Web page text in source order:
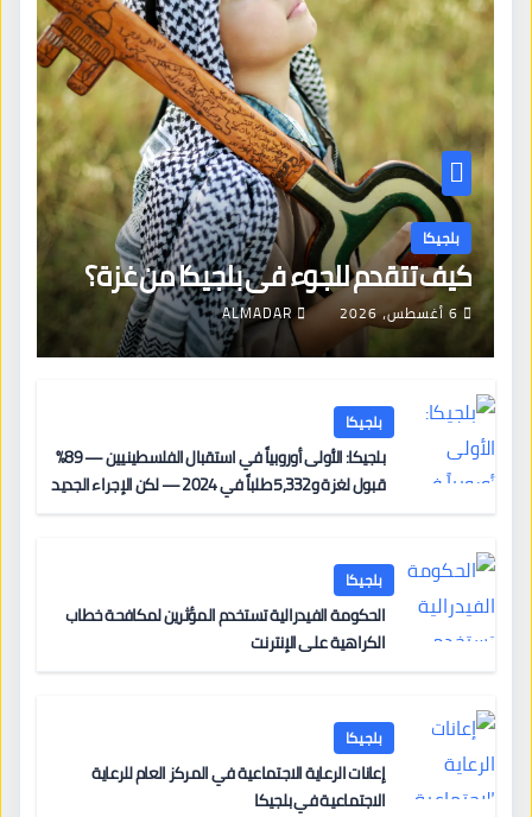
بلجيكا
كيف تتقدم للجوء في بلجيكا من غزة؟
6 أغسطس، 2026 ALMADAR
بلجيكا
بلجيكا: الأولى أوروبياً في استقبال الفلسطينيين — 89%
قبول لغزة و5,332 طلباً في 2024 — لكن الإجراء الجديد
بلجيكا
الحكومة الفيدرالية تستخدم المؤثرين لمكافحة خطاب
الكراهية على الإنترنت
بلجيكا
إعانات الرعاية الاجتماعية في المركز العام للرعاية
الاجتماعية في بلجيكا